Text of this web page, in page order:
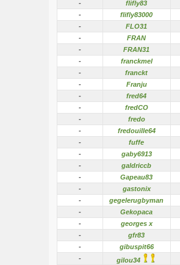
-
flifly83
-
flifly83000
-
FLO31
-
FRAN
-
FRAN31
-
franckmel
-
franckt
-
Franju
-
fred64
-
fredCO
-
fredo
-
fredouille64
-
fuffe
-
gaby6913
-
galdriccb
-
Gapeau83
-
gastonix
-
gegelerugbyman
-
Gekopaca
-
georges x
-
gfr83
-
gibuspit66
-
gilou34